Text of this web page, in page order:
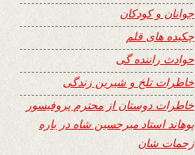
جوانان و کودکان
چکیده های قلم
حوادث راننده گی
خاطرات تلخ و شیرین زندگی
خاطرات دوستان از محترم پروفیسور
پوهاند استاد میرحسین شاه در باره
زحمات شان